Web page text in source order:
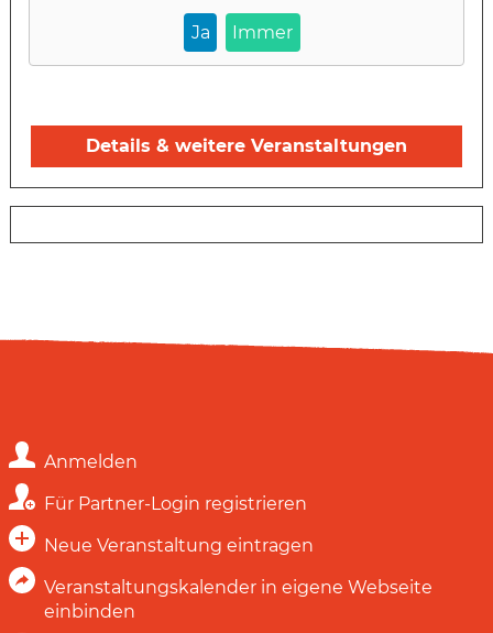
Ja Immer
Details & weitere Veranstaltungen
Anmelden
Für Partner-Login registrieren
Neue Veranstaltung eintragen
Veranstaltungskalender in eigene Webseite
einbinden